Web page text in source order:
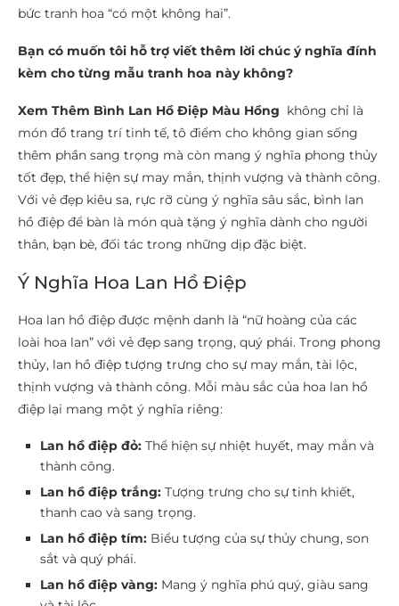
bức tranh hoa “có một không hai”.
Bạn có muốn tôi hỗ trợ viết thêm lời chúc ý nghĩa đính
kèm cho từng mẫu tranh hoa này không?
Xem Thêm Bình Lan Hồ Điệp Màu Hồng không chỉ là
món đồ trang trí tinh tế, tô điểm cho không gian sống
thêm phần sang trọng mà còn mang ý nghĩa phong thủy
tốt đẹp, thể hiện sự may mắn, thịnh vượng và thành công.
Với vẻ đẹp kiêu sa, rực rỡ cùng ý nghĩa sâu sắc, bình lan
hồ điệp để bàn là món quà tặng ý nghĩa dành cho người
thân, bạn bè, đối tác trong những dịp đặc biệt.
Ý Nghĩa Hoa Lan Hồ Điệp
Hoa lan hồ điệp được mệnh danh là “nữ hoàng của các
loài hoa lan” với vẻ đẹp sang trọng, quý phái. Trong phong
thủy, lan hồ điệp tượng trưng cho sự may mắn, tài lộc,
thịnh vượng và thành công. Mỗi màu sắc của hoa lan hồ
điệp lại mang một ý nghĩa riêng:
Lan hồ điệp đỏ: Thể hiện sự nhiệt huyết, may mắn và
thành công.
Lan hồ điệp trắng: Tượng trưng cho sự tinh khiết,
thanh cao và sang trọng.
Lan hồ điệp tím: Biểu tượng của sự thủy chung, son
sắt và quý phái.
Lan hồ điệp vàng: Mang ý nghĩa phú quý, giàu sang